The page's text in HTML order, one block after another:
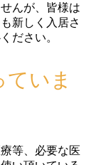
んが、皆様は
新しく入居さ
ださい。
いま
等、必要な医